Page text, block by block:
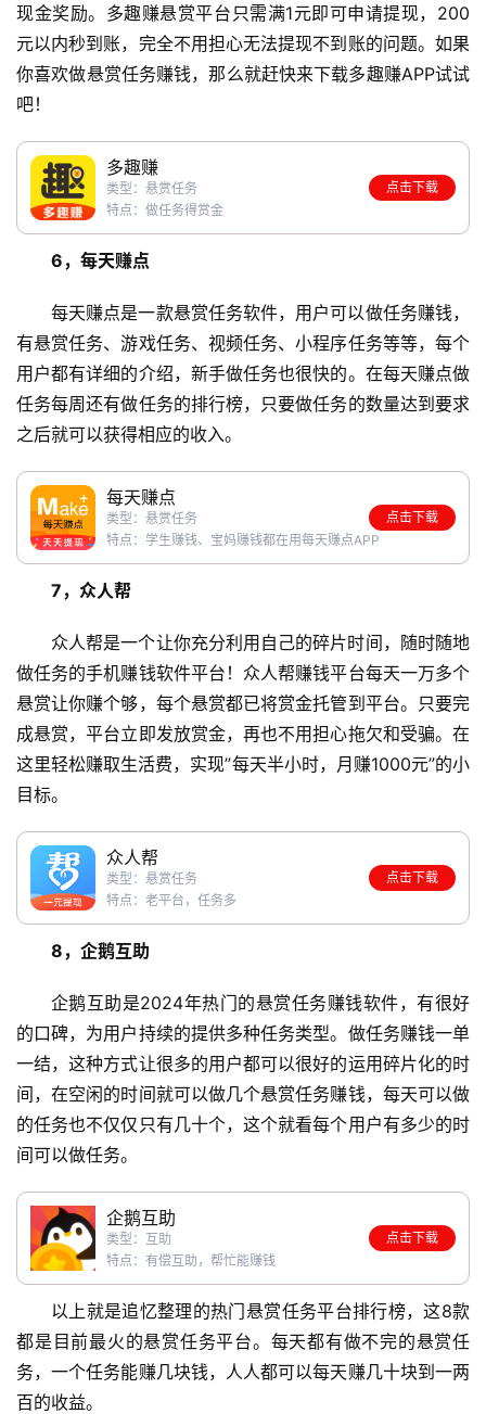
首
页
赚
简
评
手
赚
A
P
登录 注册
现金奖励。多趣赚悬赏平台只需满1元即可申请提现，200
元以内秒到账，完全不用担心无法提现不到账的问题。如果
你喜欢做悬赏任务赚钱，那么就赶快来下载多趣赚APP试试
吧！
多趣赚
类型：悬赏任务
特点：做任务得赏金
点击下载
6，每天赚点
每天赚点是一款悬赏任务软件，用户可以做任务赚钱，
有悬赏任务、游戏任务、视频任务、小程序任务等等，每个
用户都有详细的介绍，新手做任务也很快的。在每天赚点做
任务每周还有做任务的排行榜，只要做任务的数量达到要求
之后就可以获得相应的收入。
每天赚点
类型：悬赏任务
特点：学生赚钱、宝妈赚钱都在用每天赚点APP
点击下载
7，众人帮
众人帮是一个让你充分利用自己的碎片时间，随时随地
做任务的手机赚钱软件平台！众人帮赚钱平台每天一万多个
悬赏让你赚个够，每个悬赏都已将赏金托管到平台。只要完
成悬赏，平台立即发放赏金，再也不用担心拖欠和受骗。在
这里轻松赚取生活费，实现”每天半小时，月赚1000元”的小
目标。
众人帮
类型：悬赏任务
特点：老平台，任务多
点击下载
8，企鹅互助
企鹅互助是2024年热门的悬赏任务赚钱软件，有很好
的口碑，为用户持续的提供多种任务类型。做任务赚钱一单
一结，这种方式让很多的用户都可以很好的运用碎片化的时
间，在空闲的时间就可以做几个悬赏任务赚钱，每天可以做
的任务也不仅仅只有几十个，这个就看每个用户有多少的时
间可以做任务。
企鹅互助
类型：互助
特点：有偿互助，帮忙能赚钱
点击下载
以上就是追忆整理的热门悬赏任务平台排行榜，这8款
都是目前最火的悬赏任务平台。每天都有做不完的悬赏任
务，一个任务能赚几块钱，人人都可以每天赚几十块到一两
百的收益。